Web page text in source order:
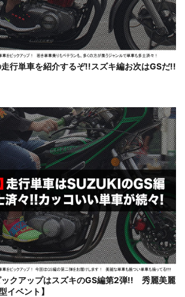
走行単車を紹介するぞ!!スズキ編お次はGSだ!!
ックアップはスズキのGS編第2弾!! 秀麗美麗
イベント】